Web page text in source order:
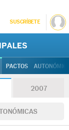
SUSCRÍBETE
PACTOS
2007